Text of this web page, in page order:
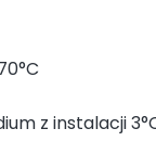
z instalacji